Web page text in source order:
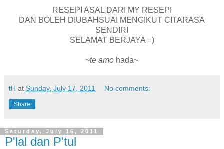
RESEPI ASAL DARI MY RESEPI
DAN BOLEH DIUBAHSUAI MENGIKUT CITARASA
SENDIRI
SELAMAT BERJAYA =)
~te amo hada~
tH at Sunday, July 17, 2011 No comments:
Share
Saturday, July 16, 2011
P'lal dan P'tul